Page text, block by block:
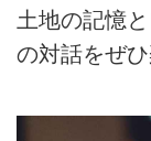
土地の記憶
の対話をぜ